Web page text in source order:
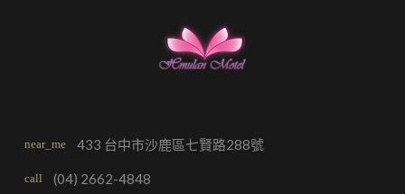
near_me 433 台中市沙鹿區七賢路288號
call (04) 2662-4848